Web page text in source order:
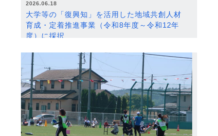
2026.06.18
大学等の「復興知」を活用した地域共創人材
育成・定着推進事業（令和8年度～令和12年
度）に採択